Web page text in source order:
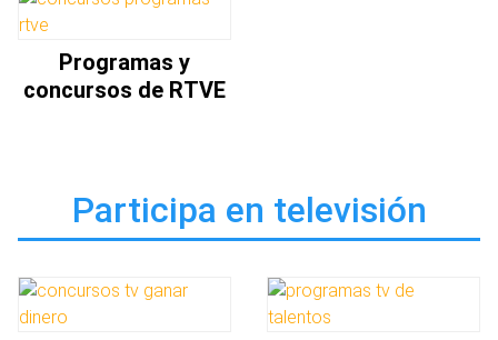
Programas y
concursos de RTVE
Participa en televisión